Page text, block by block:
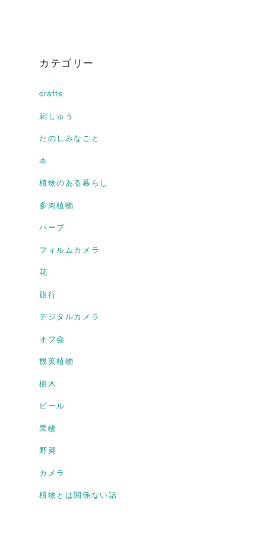
カテゴリー
crafts
刺しゅう
たのしみなこと
本
植物のある暮らし
多肉植物
ハーブ
フィルムカメラ
花
旅行
デジタルカメラ
オフ会
観葉植物
樹木
ビール
果物
野菜
カメラ
植物とは関係ない話